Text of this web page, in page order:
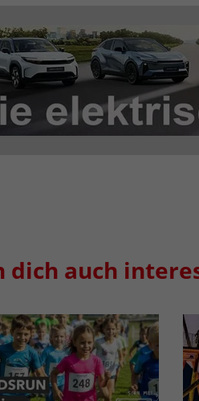
dich auch